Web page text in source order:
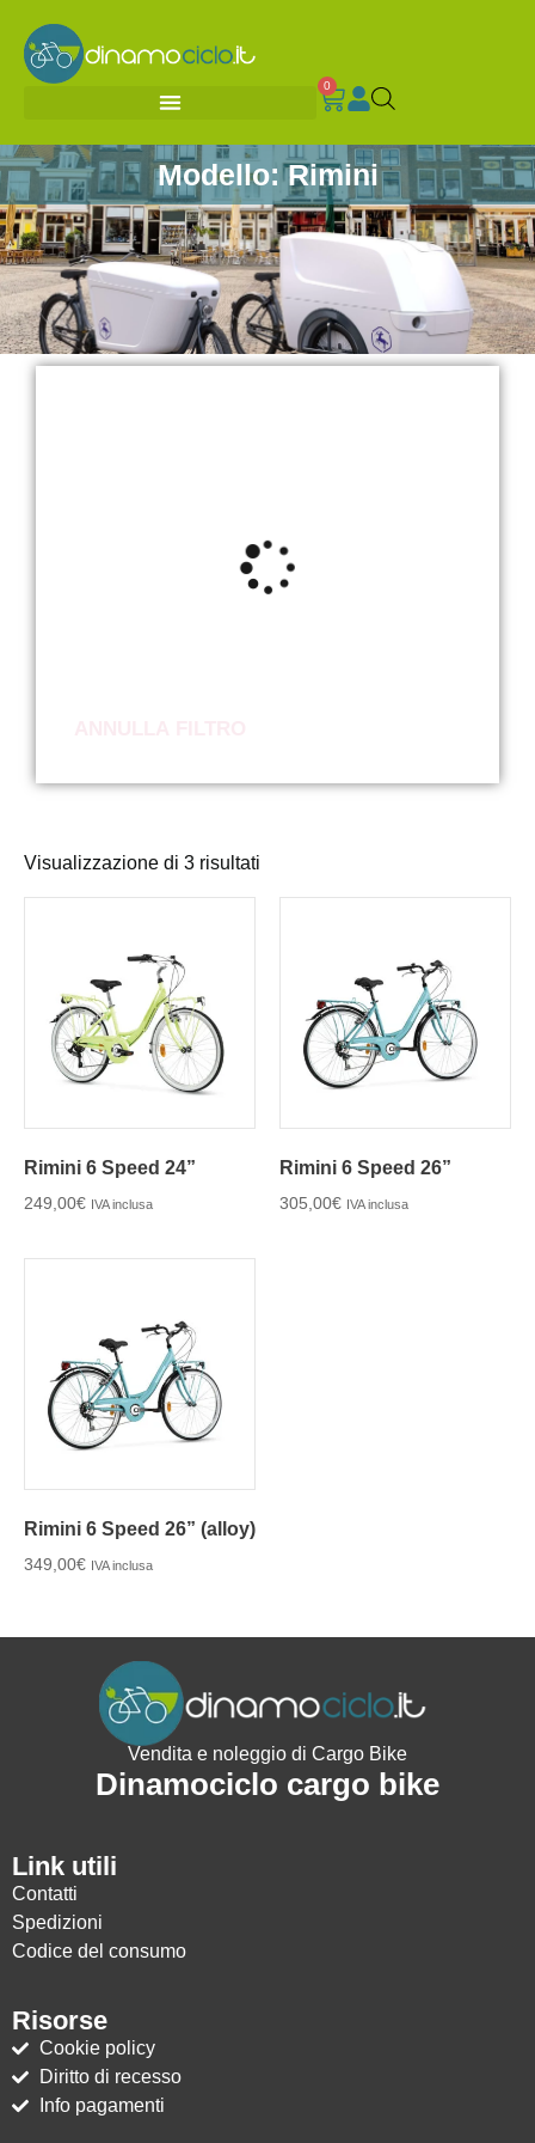
0
Modello: Rimini
Visualizzazione di 3 risultati
Rimini 6 Speed 24”
249,00€ IVA inclusa
Rimini 6 Speed 26”
305,00€ IVA inclusa
Rimini 6 Speed 26” (alloy)
349,00€ IVA inclusa
Vendita e noleggio di Cargo Bike
Dinamociclo cargo bike
Link utili
Contatti
Spedizioni
Codice del consumo
Risorse
Cookie policy
Diritto di recesso
Info pagamenti